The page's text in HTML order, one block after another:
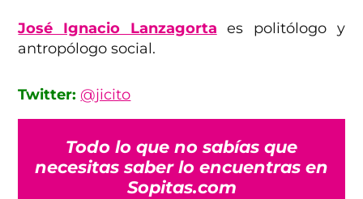
José Ignacio Lanzagorta es politólogo y
antropólogo social.
Twitter: @jicito
Todo lo que no sabías que
necesitas saber lo encuentras en
Sopitas.com